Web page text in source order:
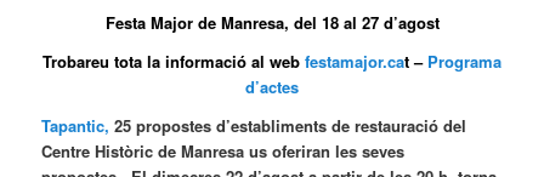
Festa Major de Manresa, del 18 al 27 d’agost
Trobareu tota la informació al web festamajor.cat – Programa
d’actes
Tapantic, 25 propostes d’establiments de restauració del
Centre Històric de Manresa us oferiran les seves